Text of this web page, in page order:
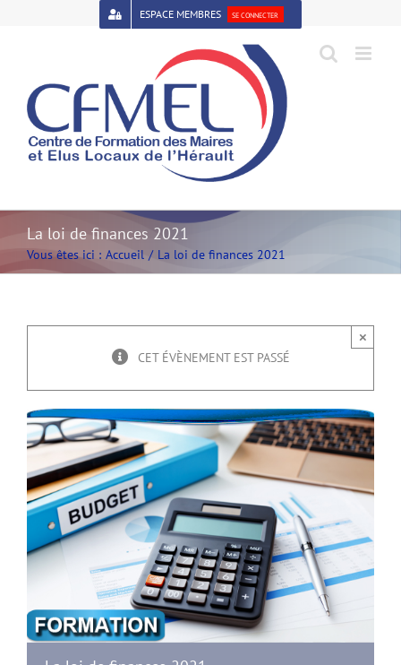
Open toolbar
ESPACE MEMBRES SE CONNECTER
La loi de finances 2021
Vous êtes ici : Accueil La loi de finances 2021
CET ÉVÈNEMENT EST PASSÉ
×